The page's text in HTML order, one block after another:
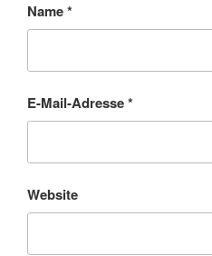
Name*
E-Mail-Adresse*
Website